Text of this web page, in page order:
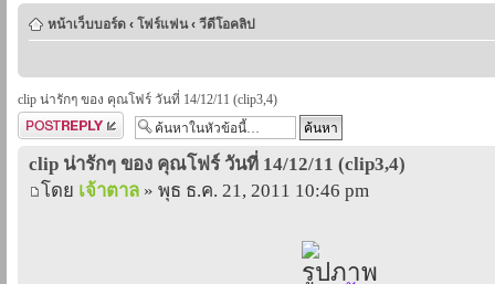
หน้าเว็บบอร์ด ‹ โฟร์แฟน ‹ วีดีโอคลิป
clip น่ารักๆ ของ คุณโฟร์ วันที่ 14/12/11 (clip3,4)
ตอบกระทู้
clip น่ารักๆ ของ คุณโฟร์ วันที่ 14/12/11 (clip3,4)
โดย เจ้าตาล » พุธ ธ.ค. 21, 2011 10:46 pm